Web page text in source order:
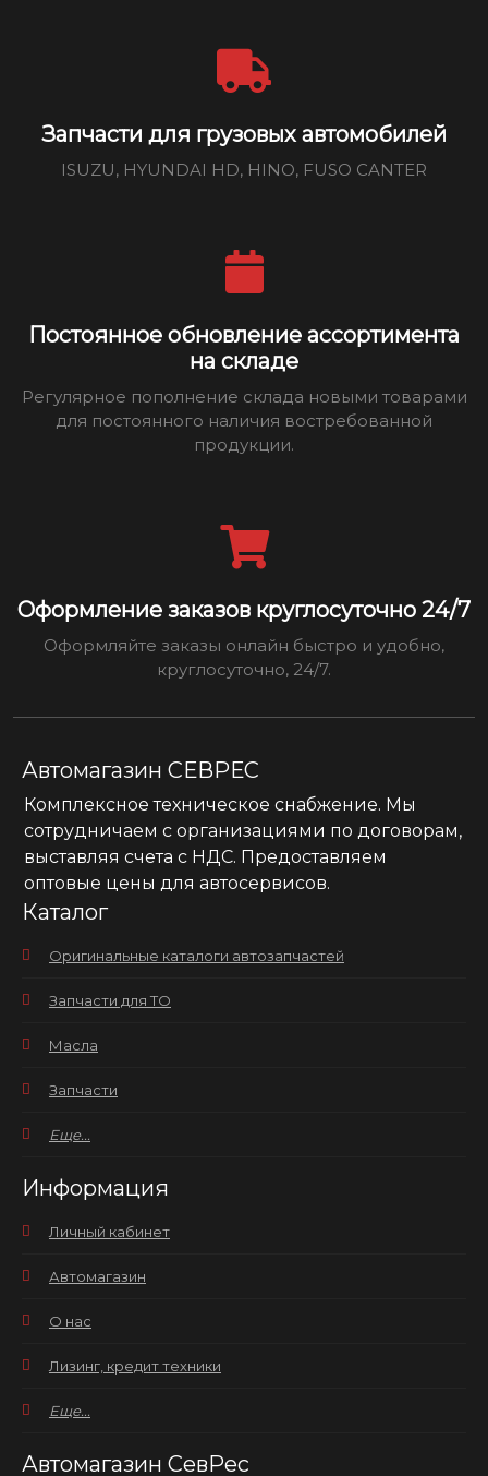
Запчасти для грузовых автомобилей
ISUZU, HYUNDAI HD, HINO, FUSO CANTER
Постоянное обновление ассортимента
на складе
Регулярное пополнение склада новыми товарами
для постоянного наличия востребованной
продукции.
Оформление заказов круглосуточно 24/7
Оформляйте заказы онлайн быстро и удобно,
круглосуточно, 24/7.
Автомагазин СЕВРЕС
Комплексное техническое снабжение. Мы
сотрудничаем с организациями по договорам,
выставляя счета с НДС. Предоставляем
оптовые цены для автосервисов.
Каталог
Оригинальные каталоги автозапчастей
Запчасти для ТО
Масла
Запчасти
Еще...
Информация
Личный кабинет
Автомагазин
О нас
Лизинг, кредит техники
Еще...
Автомагазин СевРес